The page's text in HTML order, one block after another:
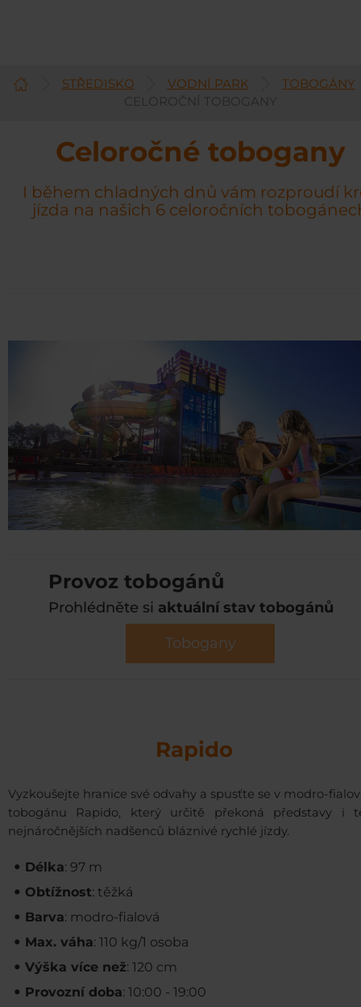
STŘEDISKO VODNÍ PARK
TOBOGÁNY
CELOROČNÍ TOBOGANY
Celoročné tobogany
I během chladných dnů vám rozproudí
jízda na našich 6 celoročních
Provoz tobogánů
Prohlédněte si aktuální stav tobogánů
Tobogany
Rapido
Vyzkoušejte hranice své odvahy a spusťte se v modro-
tobogánu Rapido, který určitě překoná představy i
nejnáročnějších nadšenců bláznivé rychlé jízdy.
Délka: 97 m
Obtížnost: těžká
Barva: modro-fialová
Max. váha: 110 kg/1 osoba
Výška více než: 120 cm
Provozní doba: 10:00 - 19:00